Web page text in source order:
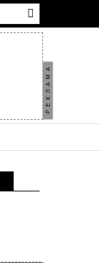
РЕКЛАМА